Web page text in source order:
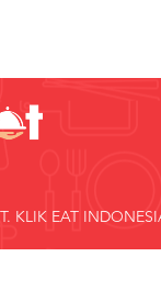
KLIK EAT